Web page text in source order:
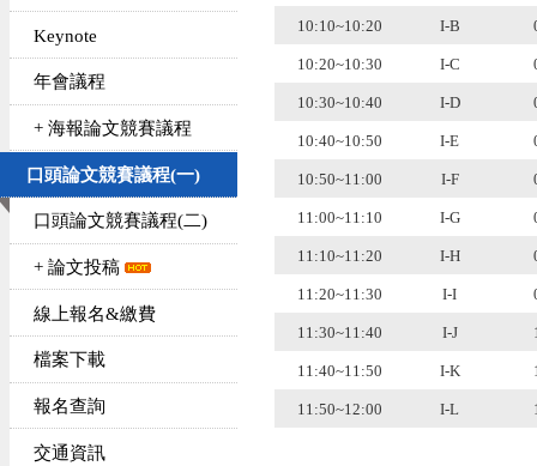
Keynote
年會議程
+ 海報論文競賽議程
口頭論文競賽議程(一)
口頭論文競賽議程(二)
+ 論文投稿
線上報名&繳費
檔案下載
報名查詢
交通資訊
10:10~10:20 I-B
10:20~10:30 I-C
10:30~10:40 I-D
10:40~10:50 I-E
10:50~11:00 I-F
11:00~11:10 I-G
11:10~11:20 I-H
11:20~11:30 I-I
11:30~11:40 I-J
11:40~11:50 I-K
11:50~12:00 I-L